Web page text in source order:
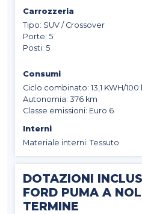
Carrozzeria
Tipo: SUV / Crossover
Porte: 5
Posti: 5
Consumi
Ciclo combinato: 13,1 KWH/100
Autonomia: 376 km
Classe emissioni: Euro 6
Interni
Materiale interni: Tessuto
DOTAZIONI
FORD PUMA A
TERMINE